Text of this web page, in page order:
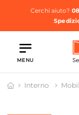
Cerchi aiuto?
MENU
Interno